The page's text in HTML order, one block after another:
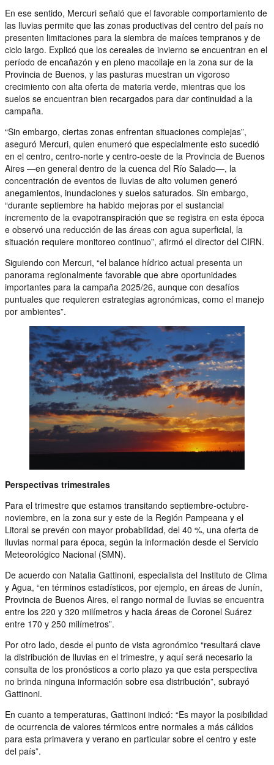
En ese sentido, Mercuri señaló que el favorable comportamiento de
las lluvias permite que las zonas productivas del centro del país no
presenten limitaciones para la siembra de maíces tempranos y de
ciclo largo. Explicó que los cereales de invierno se encuentran en el
período de encañazón y en pleno macollaje en la zona sur de la
Provincia de Buenos, y las pasturas muestran un vigoroso
crecimiento con alta oferta de materia verde, mientras que los
suelos se encuentran bien recargados para dar continuidad a la
campaña.
“Sin embargo, ciertas zonas enfrentan situaciones complejas”,
aseguró Mercuri, quien enumeró que especialmente esto sucedió
en el centro, centro-norte y centro-oeste de la Provincia de Buenos
Aires —en general dentro de la cuenca del Río Salado—, la
concentración de eventos de lluvias de alto volumen generó
anegamientos, inundaciones y suelos saturados. Sin embargo,
“durante septiembre ha habido mejoras por el sustancial
incremento de la evapotranspiración que se registra en esta época
e observó una reducción de las áreas con agua superficial, la
situación requiere monitoreo continuo”, afirmó el director del CIRN.
Siguiendo con Mercuri, “el balance hídrico actual presenta un
panorama regionalmente favorable que abre oportunidades
importantes para la campaña 2025/26, aunque con desafíos
puntuales que requieren estrategias agronómicas, como el manejo
por ambientes”.
Perspectivas trimestrales
Para el trimestre que estamos transitando septiembre-octubre-
noviembre, en la zona sur y este de la Región Pampeana y el
Litoral se prevén con mayor probabilidad, del 40 %, una oferta de
lluvias normal para época, según la información desde el Servicio
Meteorológico Nacional (SMN).
De acuerdo con Natalia Gattinoni, especialista del Instituto de Clima
y Agua, “en términos estadísticos, por ejemplo, en áreas de Junín,
Provincia de Buenos Aires, el rango normal de lluvias se encuentra
entre los 220 y 320 milímetros y hacia áreas de Coronel Suárez
entre 170 y 250 milímetros”.
Por otro lado, desde el punto de vista agronómico “resultará clave
la distribución de lluvias en el trimestre, y aquí será necesario la
consulta de los pronósticos a corto plazo ya que esta perspectiva
no brinda ninguna información sobre esa distribución”, subrayó
Gattinoni.
En cuanto a temperaturas, Gattinoni indicó: “Es mayor la posibilidad
de ocurrencia de valores térmicos entre normales a más cálidos
para esta primavera y verano en particular sobre el centro y este
del país”.